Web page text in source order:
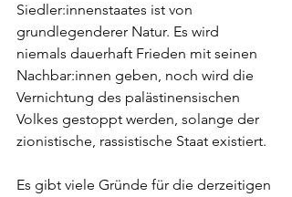
Siedler:innenstaates ist von
grundlegenderer Natur. Es wird
niemals dauerhaft Frieden mit seinen
Nachbar:innen geben, noch wird die
Vernichtung des palästinensischen
Volkes gestoppt werden, solange der
zionistische, rassistische Staat existiert.
Es gibt viele Gründe für die derzeitigen